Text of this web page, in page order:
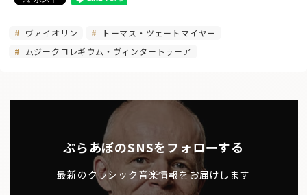
ヴァイオリン
トーマス・ツェートマイヤー
ムジークコレギウム・ヴィンタートゥーア
ぶらあぼのSNSをフォローする
最新のクラシック音楽情報をお届けします